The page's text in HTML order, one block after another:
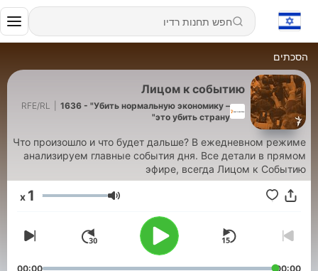
הסכתים
Лицом к событию
RFE/RL
1636 - "Убить нормальную экономику –
это убить страну"
Что произошло и что будет дальше? В ежедневном режиме
анализируем главные события дня. Все детали в прямом
эфире, всегда Лицом к Событию
עוצמת שמע 1
00:00
00:00